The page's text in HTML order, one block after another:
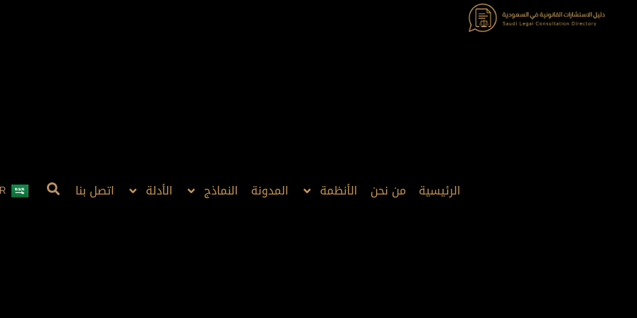
تخطي
الرئيسية من نحن الأنظمة المدونة النماذج الأدلة اتصل بنا